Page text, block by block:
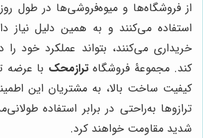
از فروشگاه‌ها و میوه‌فروشی‌ها در طول روز
استفاده می‌کنند و به همین دلیل نیاز
خریداری می‌کنند، بتواند عملکرد خود
کند. مجموعۀ فروشگاهترازمحک با عرضه
کیفیت ساخت بالا، به مشتریان این
ترازوها به‌راحتی در برابر استفاده
شدید مقاومت خواهند کرد.